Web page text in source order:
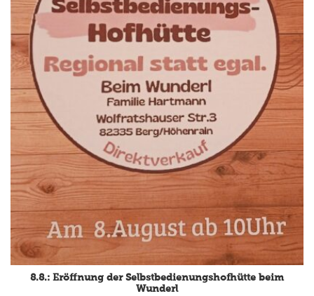
8.8.: Eröffnung der Selbstbedienungshofhütte beim
Wunderl